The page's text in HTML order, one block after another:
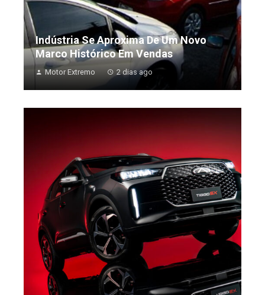
Indústria Se Aproxima De Um Novo
Marco Histórico Em Vendas
Motor Extremo 2 dias ago